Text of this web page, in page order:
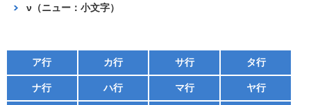
ν（ニュー：小文字）
ア行 カ行 サ行 タ行
ナ行 ハ行 マ行 ヤ行